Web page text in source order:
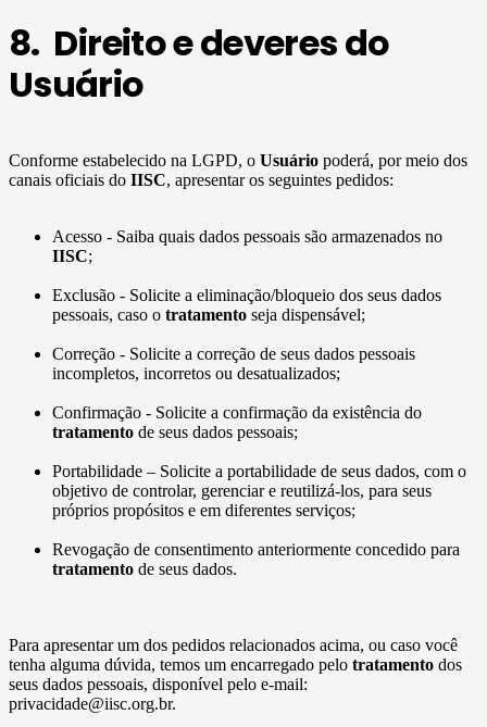
8. Direito e deveres do
Usuário
Conforme estabelecido na LGPD, o Usuário poderá, por meio dos
canais oficiais do IISC, apresentar os seguintes pedidos:
Acesso - Saiba quais dados pessoais são armazenados no
IISC;
Exclusão - Solicite a eliminação/bloqueio dos seus dados
pessoais, caso o tratamento seja dispensável;
Correção - Solicite a correção de seus dados pessoais
incompletos, incorretos ou desatualizados;
Confirmação - Solicite a confirmação da existência do
tratamento de seus dados pessoais;
Portabilidade – Solicite a portabilidade de seus dados, com o
objetivo de controlar, gerenciar e reutilizá-los, para seus
próprios propósitos e em diferentes serviços;
Revogação de consentimento anteriormente concedido para
tratamento de seus dados.
Para apresentar um dos pedidos relacionados acima, ou caso você
tenha alguma dúvida, temos um encarregado pelo tratamento dos
seus dados pessoais, disponível pelo e-mail:
privacidade@iisc.org.br.